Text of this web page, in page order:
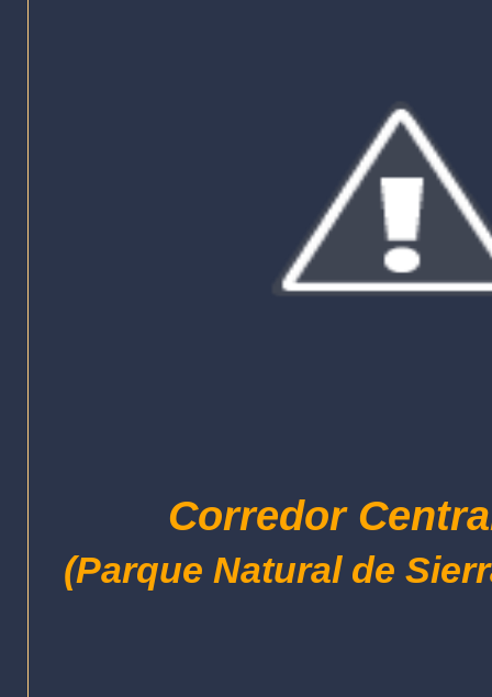
Corredor
(Parque Natural de